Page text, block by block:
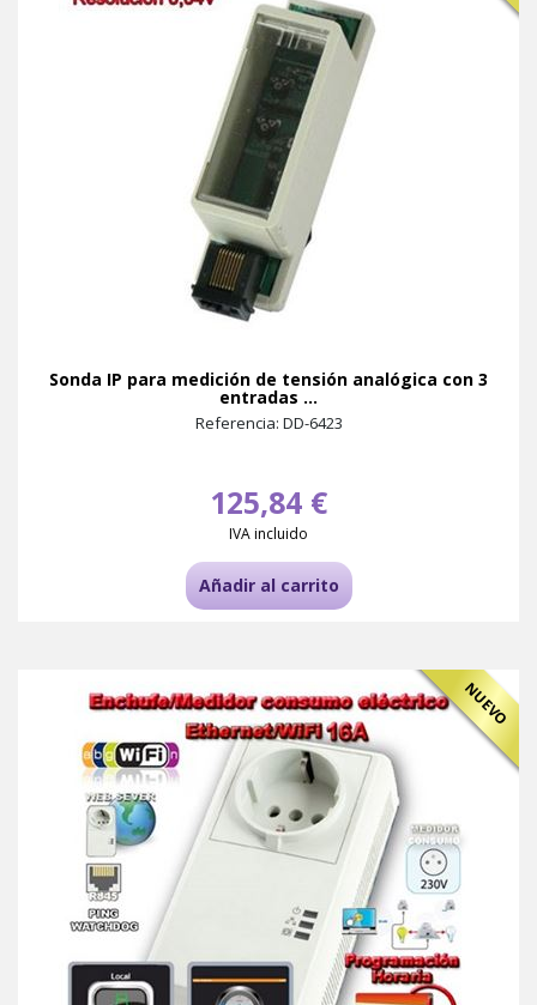
Sonda IP para medición de tensión analógica con 3
entradas ...
Referencia: DD-6423
125,84 €
IVA incluido
Añadir al carrito
NUEVO